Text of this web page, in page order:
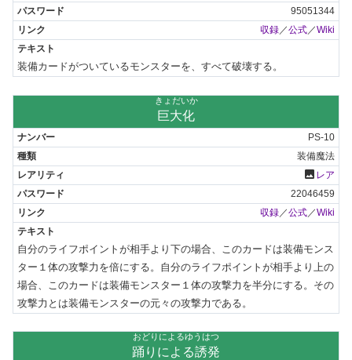
95051344
収録／公式／Wiki
装備カードがついているモンスターを、すべて破壊する。
きょだいか
巨大化
PS-10
装備魔法
photo レア
22046459
収録 ／公式 ／Wiki
自分のライフポイントが相手より下の場合、このカードは装備モンス
ター１体の攻撃力を倍にする。自分のライフポイントが相手より上の
場合、このカードは装備モンスター１体の攻撃力を半分にする。その
攻撃力とは装備モンスターの元々の攻撃力である。
おどりによるゆうはつ
踊りによる誘発